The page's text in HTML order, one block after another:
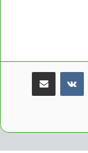
مشاركة عبر البريد